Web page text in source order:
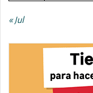
« Jul